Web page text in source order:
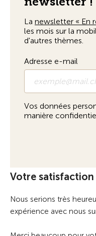
Votre
Nous serions très
expérience avec nous